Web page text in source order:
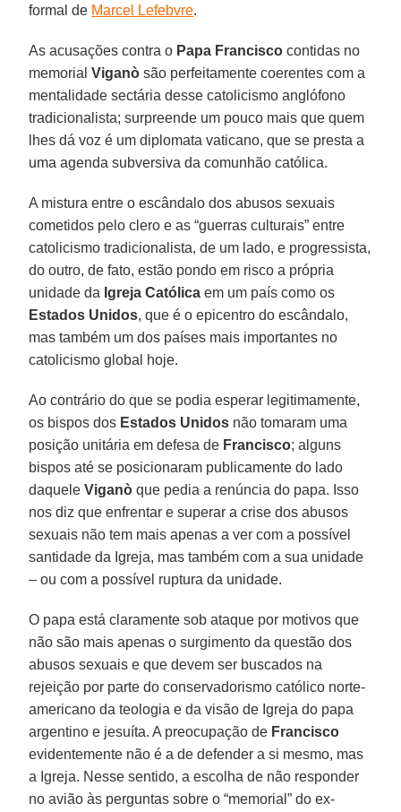
formal de Marcel Lefebvre.
As acusações contra o Papa Francisco contidas no
memorialViganò são perfeitamente coerentes com a
mentalidade sectária desse catolicismo anglófono
tradicionalista; surpreende um pouco mais que quem
lhes dá voz é um diplomata vaticano, que se presta a
uma agenda subversiva da comunhão católica.
A mistura entre o escândalo dos abusos sexuais
cometidos pelo clero e as “guerras culturais” entre
catolicismo tradicionalista, de um lado, e progressista,
do outro, de fato, estão pondo em risco a própria
unidade da Igreja Católica em um país como os
Estados Unidos, que é o epicentro do escândalo,
mas também um dos países mais importantes no
catolicismo global hoje.
Ao contrário do que se podia esperar legitimamente,
os bispos dos Estados Unidos não tomaram uma
posição unitária em defesa de Francisco; alguns
bispos até se posicionaram publicamente do lado
daqueleViganò que pedia a renúncia do papa. Isso
nos diz que enfrentar e superar a crise dos abusos
sexuais não tem mais apenas a ver com a possível
santidade da Igreja, mas também com a sua unidade
– ou com a possível ruptura da unidade.
O papa está claramente sob ataque por motivos que
não são mais apenas o surgimento da questão dos
abusos sexuais e que devem ser buscados na
rejeição por parte do conservadorismo católico norte-
americano da teologia e da visão de Igreja do papa
argentino e jesuíta. A preocupação de Francisco
evidentemente não é a de defender a si mesmo, mas
a Igreja. Nesse sentido, a escolha de não responder
no avião às perguntas sobre o “memorial” do ex-